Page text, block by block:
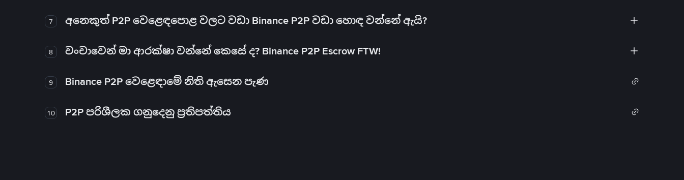
7 අනෙකුත් P2P වෙළෙඳපොළ වලට වඩා Binance P2P වඩා හොඳ වන්නේ ඇයි?
8 වංචාවෙන් මා ආරක්ෂා වන්නේ කෙසේ ද? Binance P2P Escrow FTW!
9 Binance P2P වෙළෙඳාමේ නිති ඇසෙන පැණ
10 P2P පරිශීලක ගනුදෙනු ප්‍රතිපත්තිය